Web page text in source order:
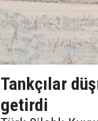
Tankçılar
getirdi